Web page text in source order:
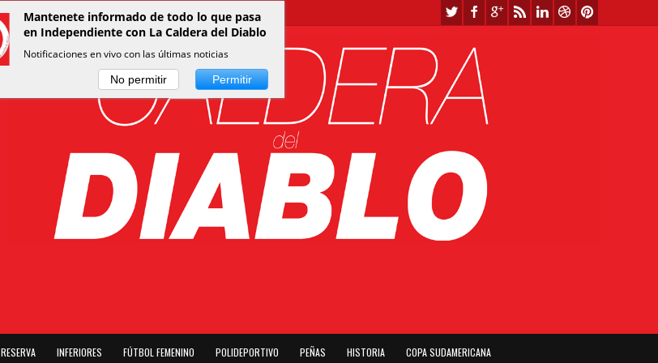
RESERVA INFERIORES FÚTBOL FEMENINO POLIDEPORTIVO PEÑAS HISTORIA COPA SUDAMERICANA
Mantenete informado de todo lo que pasa
en Independiente con La Caldera del Diablo
Notificaciones en vivo con las últimas noticias
No permitir Permitir